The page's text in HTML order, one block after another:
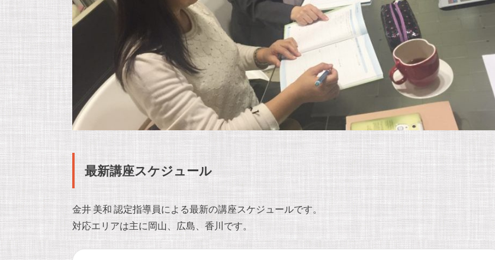
最新講座スケジュール
金井 美和 認定指導員による最新の講座スケジュールです。
対応エリアは主に岡山、広島、香川です。